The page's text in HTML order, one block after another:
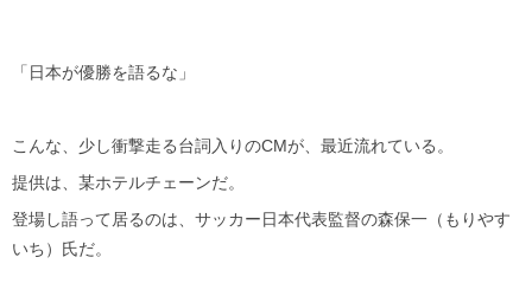
「日本が優勝を語るな」
こんな、少し衝撃走る台詞入りのCMが、最近流れている。
提供は、某ホテルチェーンだ。
登場し語って居るのは、サッカー日本代表監督の森保一（もりやす
いち）氏だ。